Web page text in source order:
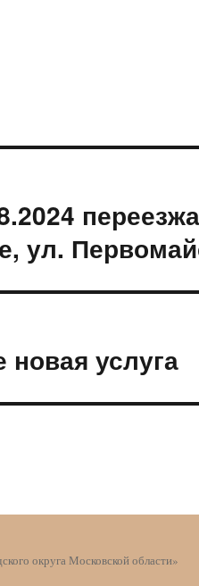
ул.
услуга
округа Московской области»